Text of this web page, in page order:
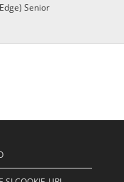
Senior